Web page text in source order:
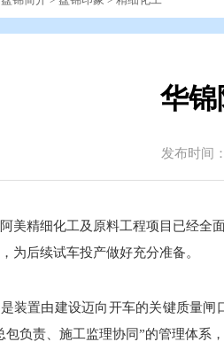
华锦
发布时间
美精细化工及原料工程项目已经全
为后续试车投产做好充分准备。
装置由建设迈向开车的关键质量
包负责、施工监理协同”的管理体系